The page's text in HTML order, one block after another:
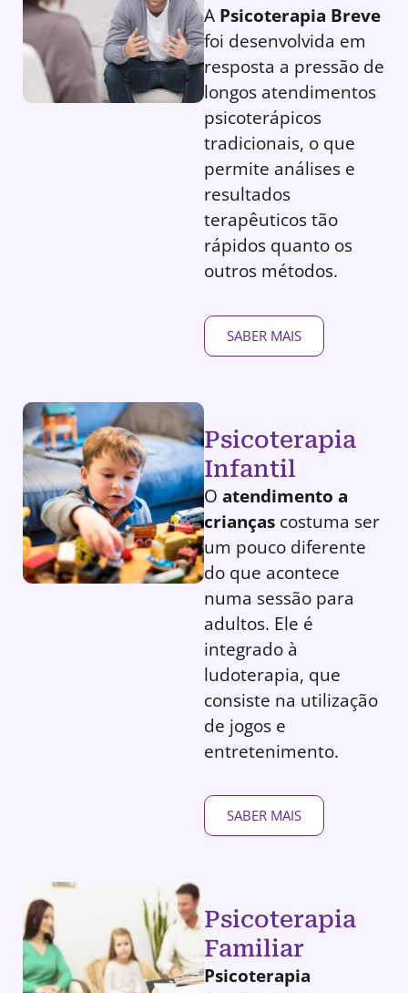
A Psicoterapia Breve
foi desenvolvida em
resposta a pressão de
longos atendimentos
psicoterápicos
tradicionais, o que
permite análises e
resultados
terapêuticos tão
rápidos quanto os
outros métodos.
SABER MAIS
Psicoterapia
Infantil
O atendimento a
crianças costuma ser
um pouco diferente
do que acontece
numa sessão para
adultos. Ele é
integrado à
ludoterapia, que
consiste na utilização
de jogos e
entretenimento.
SABER MAIS
Psicoterapia
Familiar
Psicoterapia